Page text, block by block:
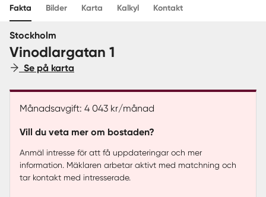
Sverige |
Fakta Bilder Karta Kalkyl Kontakt
Stockholm
Vinodlargatan 1
Se på karta
Månadsavgift: 4 043 kr/månad
Vill du veta mer om bostaden?
Anmäl intresse för att få uppdateringar och mer
information. Mäklaren arbetar aktivt med matchning och
tar kontakt med intresserade.